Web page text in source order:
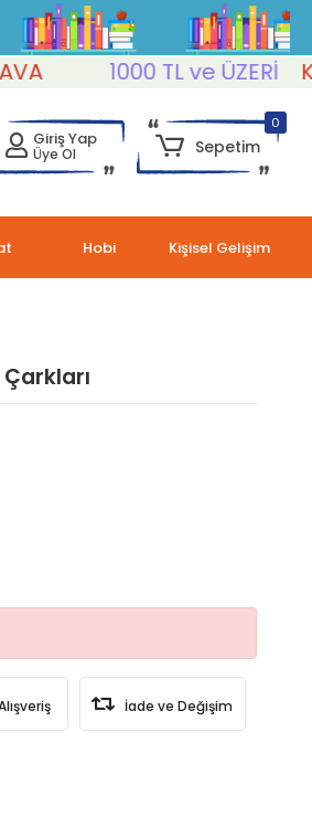
1000 TL ve ÜZERİ
Giriş Yap
Üye Ol
0
Sepetim
Hobi Kişisel Gelişim
İade ve Değişim